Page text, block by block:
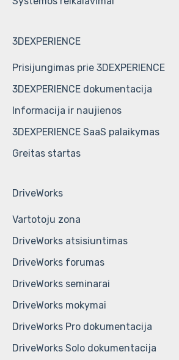
3DEXPERIENCE
Prisijungimas prie 3DEXPERIENCE
3DEXPERIENCE dokumentacija
Informacija ir naujienos
3DEXPERIENCE SaaS palaikymas
Greitas startas
DriveWorks
Vartotoju zona
DriveWorks atsisiuntimas
DriveWorks forumas
DriveWorks seminarai
DriveWorks mokymai
DriveWorks Pro dokumentacija
DriveWorks Solo dokumentacija